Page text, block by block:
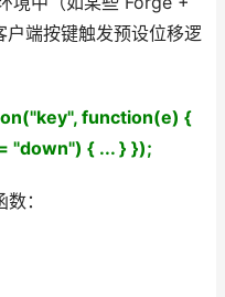
端按键触发预设位移逻
function(e) {
"down") { ... } });
：